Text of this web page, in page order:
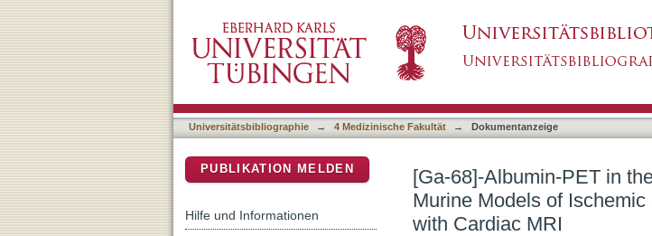
[Ga-68]-Albumin-PET in the Monitoring of Left
and Dilated Cardiomyopathy: Comparison with
Universitätsbibliographie → 4 Medizinische Fakultät → Dokumentanzeige
[Ga-68]-Albumin-PET in
Murine Models of
with Cardiac MRI
PUBLIKATION MELDEN
Hilfe und Informationen